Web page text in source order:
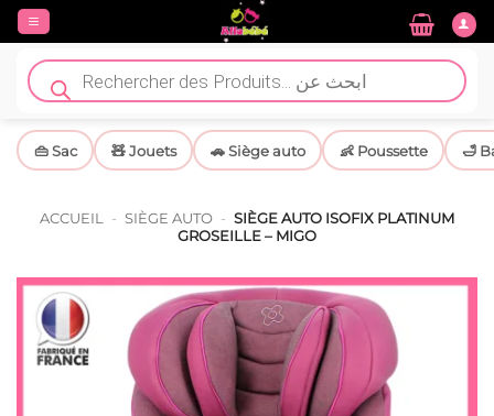
Passer
contenu
Recherche
de
produits
👜 Sac 🧸 Jouets 🚗 Siège auto 👶 Poussette 🛁
ACCUEIL - SIÈGE AUTO - SIÈGE AUTO ISOFIX PLATINUM
GROSEILLE – MIGO